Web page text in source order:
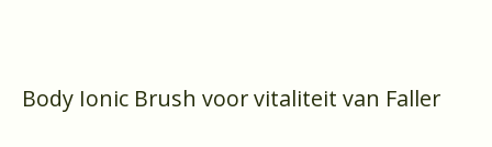
Body Ionic Brush voor vitaliteit van Faller